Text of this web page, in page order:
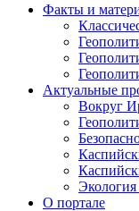
Факты и
Актуальные
Вокруг
О портале